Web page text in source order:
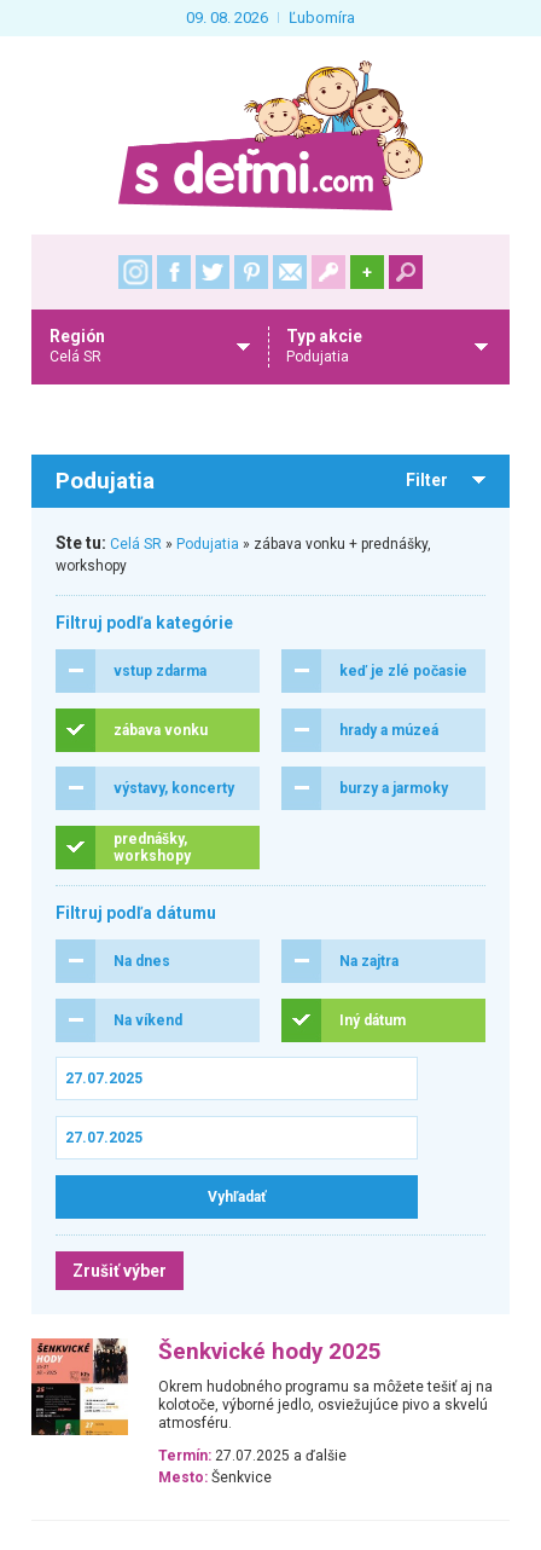
09. 08. 2026 Ľubomíra
+
Región
Celá SR
Typ akcie
Podujatia
Podujatia Filter
Ste tu: Celá SR» Podujatia » zábava vonku + prednášky,
workshopy
Filtruj podľa kategórie
vstup zdarma keď je zlé počasie
zábava vonku hrady a múzeá
výstavy, koncerty burzy a jarmoky
prednášky,
workshopy
Filtruj podľa dátumu
Na dnes Na zajtra
Na víkend Iný dátum
Zrušiť výber
Šenkvické hody 2025
Okrem hudobného programu sa môžete tešiť aj na
kolotoče, výborné jedlo, osviežujúce pivo a skvelú
atmosféru.
Termín: 27.07.2025 a ďalšie
Mesto: Šenkvice